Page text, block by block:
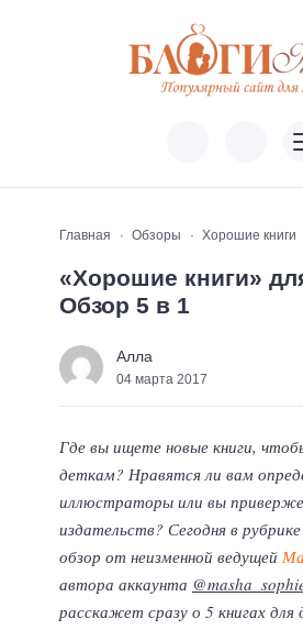
Главная Обзоры Хорошие книги
«Хорошие книги»
Обзор 5 в 1
Алла
04 марта 2017
Где вы ищете новые книги,
деткам? Нравятся ли вам
иллюстраторы или вы
издательств? Сегодня в
обзор от неизменной ведущей
автора аккаунта
расскажет сразу о 5 книгах для